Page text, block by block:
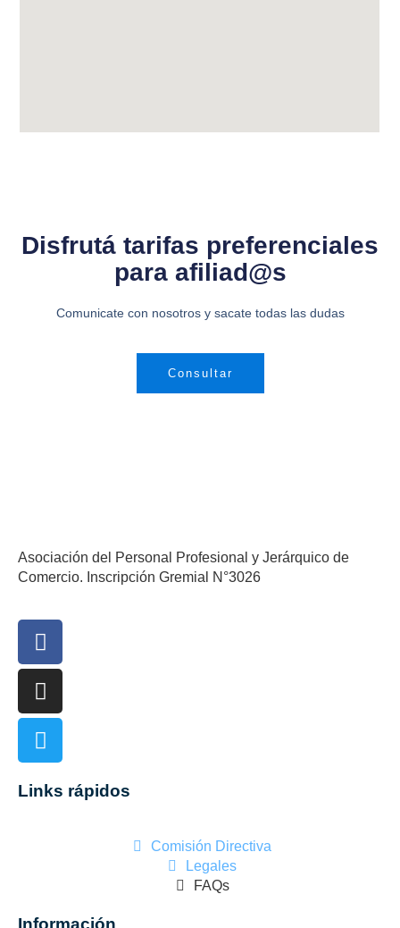
Disfrutá tarifas preferenciales
para afiliad@s
Comunicate con nosotros y sacate todas las dudas
Consultar
Asociación del Personal Profesional y Jerárquico de
Comercio. Inscripción Gremial N°3026
Links rápidos
Comisión Directiva
Legales
FAQs
Información